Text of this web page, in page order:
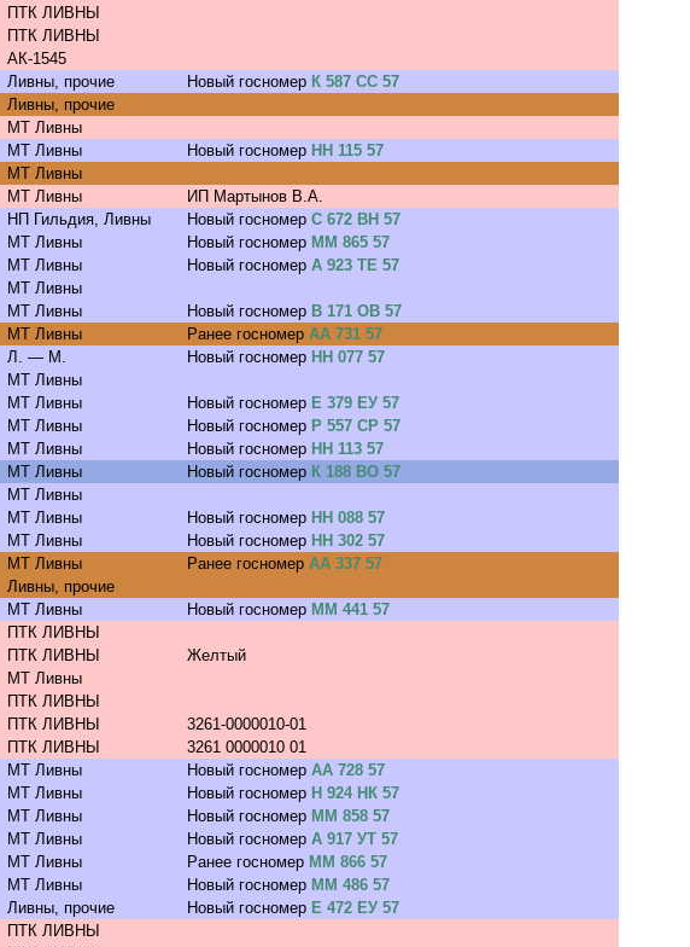
ПТК ЛИВНЫ
ПТК ЛИВНЫ
АК-1545
Ливны, прочие Новый госномер К 587 СС 57
Ливны, прочие
МТ Ливны
МТ Ливны Новый госномер НН 115 57
МТ Ливны
МТ Ливны
ИП Мартынов В.А.
НП Гильдия, Ливны Новый госномер С 672 ВН 57
МТ Ливны Новый госномер ММ 865 57
МТ Ливны Новый госномер А 923 ТЕ 57
МТ Ливны
МТ Ливны Новый госномер В 171 ОВ 57
МТ Ливны Ранее госномер АА 731 57
Л. — М. Новый госномер НН 077 57
МТ Ливны
МТ Ливны Новый госномер Е 379 ЕУ 57
МТ Ливны Новый госномер Р 557 СР 57
МТ Ливны Новый госномер НН 113 57
МТ Ливны Новый госномер К 188 ВО 57
МТ Ливны
МТ Ливны Новый госномер НН 088 57
МТ Ливны Новый госномер НН 302 57
МТ Ливны Ранее госномер АА 337 57
Ливны, прочие
МТ Ливны Новый госномер ММ 441 57
ПТК ЛИВНЫ
ПТК ЛИВНЫ
Желтый
МТ Ливны
ПТК ЛИВНЫ
ПТК ЛИВНЫ
3261-0000010-01
ПТК ЛИВНЫ
3261 0000010 01
МТ Ливны Новый госномер АА 728 57
МТ Ливны Новый госномер Н 924 НК 57
МТ Ливны Новый госномер ММ 858 57
МТ Ливны Новый госномер А 917 УТ 57
МТ Ливны Ранее госномер ММ 866 57
МТ Ливны Новый госномер ММ 486 57
Ливны, прочие Новый госномер Е 472 ЕУ 57
ПТК ЛИВНЫ